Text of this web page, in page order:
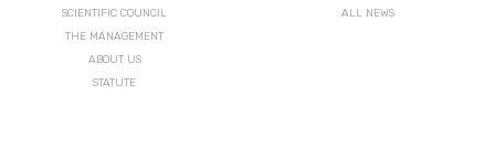
SCIENTIFIC COUNCIL
THE MANAGEMENT
ABOUT US
STATUTE
ALL NEWS